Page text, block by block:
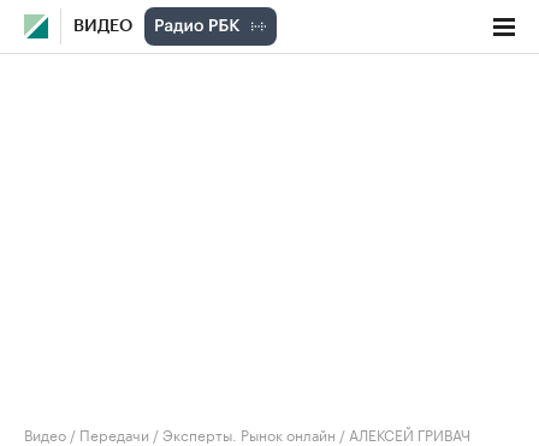
ВИДЕО
Видео / Передачи /Эксперты. Рынок онлайн / АЛЕКСЕЙ ГРИВАЧ